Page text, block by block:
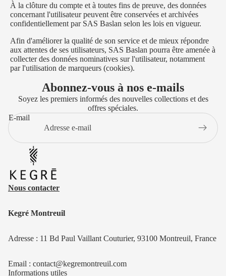
À la clôture du compte et à toutes fins de preuve, des données
concernant l'utilisateur peuvent être conservées et archivées
confidentiellement par SAS Baslan selon les lois en vigueur.
Afin d'améliorer la qualité de son service et de mieux répondre
aux attentes de ses utilisateurs, SAS Baslan pourra être amenée à
collecter des données nominatives sur l'utilisateur, notamment
par l'utilisation de marqueurs (cookies).
Abonnez-vous à nos e-mails
Soyez les premiers informés des nouvelles collections et des
offres spéciales.
E-mail
Nous contacter
Kegré Montreuil
Adresse : 11 Bd Paul Vaillant Couturier, 93100 Montreuil, France
Email : contact@kegremontreuil.com
Informations utiles